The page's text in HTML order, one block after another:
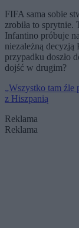
FIFA sama sobie
zrobiła to sprytnie.
Infantino próbuje
niezależną
przypadku doszło
dojść w drugim?
„Wszystko tam źle
z Hiszpanią
Reklama
Reklama